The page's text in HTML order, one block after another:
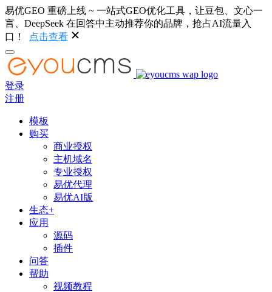
易优GEO 重磅上线 ~ 一站式GEO优化工具，让豆包、文心一
言、DeepSeek 在回答中主动推荐你的品牌，抢占AI流量入
口！
点击查看
登录
注册
模板
购买
商业授权
主机域名
专业授权
易优代理
易优AI版
生态+
应用
源码
插件
问答
帮助
视频教程